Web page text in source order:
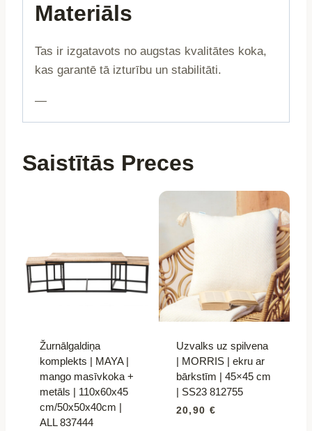
Materiāls
Tas ir izgatavots no augstas kvalitātes koka,
kas garantē tā izturību un stabilitāti.
—
Saistītās Preces
Žurnālgaldiņa
komplekts | MAYA |
mango masīvkoka +
metāls | 110x60x45
cm/50x50x40cm |
ALL 837444
Uzvalks uz spilvena
| MORRIS | ekru ar
bārkstīm | 45×45 cm
| SS23 812755
20,90 €